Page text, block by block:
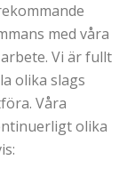
med våra
Vi är fullt
olika slags
Våra
olika